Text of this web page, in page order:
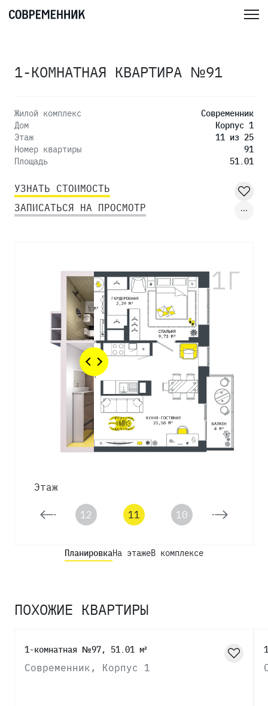
1-КОМНАТНАЯ КВАРТИРА №91
Жилой комплекс
Современник
Дом
Корпус 1
Этаж
11 из 25
Номер квартиры
91
Площадь
51.01
УЗНАТЬ СТОИМОСТЬ
ЗАПИСАТЬСЯ НА ПРОСМОТР
Этаж
13 12 11 10 9
ПланировкаНа этажеВ комплексе
ПОХОЖИЕ КВАРТИРЫ
1-комнатная №97, 51.01 м²
Современник, Корпус 1